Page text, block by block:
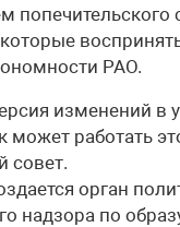
попечительского
РАО.
изменений в
может работать
совет.
орган
надзора по